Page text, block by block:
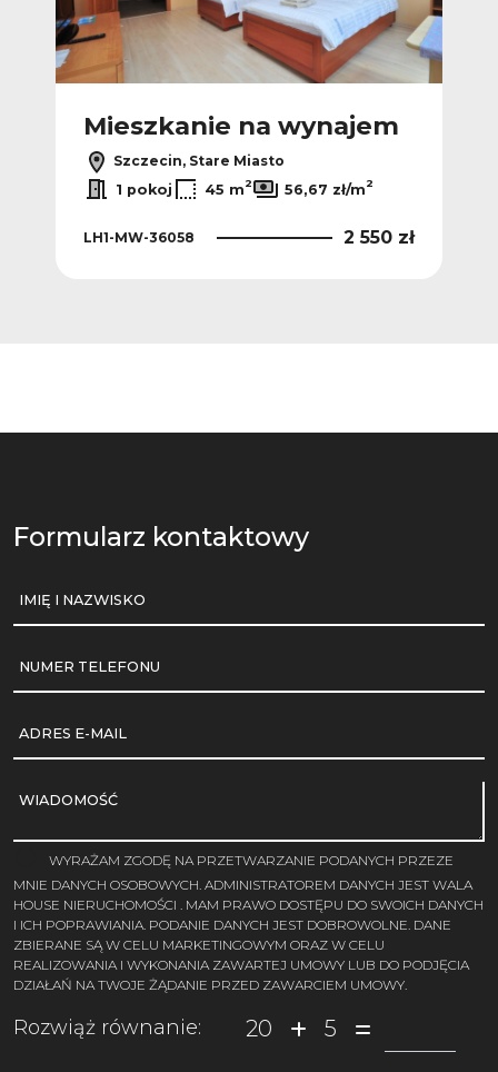
Mieszkanie na wynajem
Szczecin, Stare Miasto
1 pokoj
45 m2 56,67 zł/m2
LH1-MW-36058 2 550 zł
Formularz kontaktowy
IMIĘ I NAZWISKO
NUMER TELEFONU
ADRES E-MAIL
WIADOMOŚĆ
WYRAŻAM ZGODĘ NA PRZETWARZANIE PODANYCH PRZEZE
MNIE DANYCH OSOBOWYCH. ADMINISTRATOREM DANYCH JEST WALA
HOUSE NIERUCHOMOŚCI . MAM PRAWO DOSTĘPU DO SWOICH DANYCH
I ICH POPRAWIANIA. PODANIE DANYCH JEST DOBROWOLNE. DANE
ZBIERANE SĄ W CELU MARKETINGOWYM ORAZ W CELU
REALIZOWANIA I WYKONANIA ZAWARTEJ UMOWY LUB DO PODJĘCIA
DZIAŁAŃ NA TWOJE ŻĄDANIE PRZED ZAWARCIEM UMOWY.
Rozwiąż równanie: 20 5